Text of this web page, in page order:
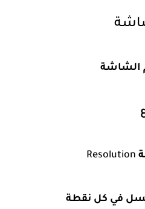
الشاشة
Resolution
في كل نقطة